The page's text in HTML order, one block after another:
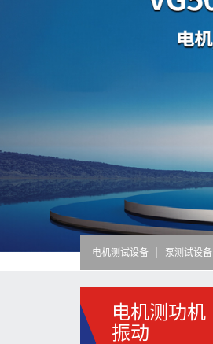
电机测试设备 泵测试设备
电机测功机
振动